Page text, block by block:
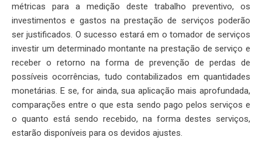
métricas para a medição deste trabalho preventivo, os
investimentos e gastos na prestação de serviços poderão
ser justificados. O sucesso estará em o tomador de serviços
investir um determinado montante na prestação de serviço e
receber o retorno na forma de prevenção de perdas de
possíveis ocorrências, tudo contabilizados em quantidades
monetárias. E se, for ainda, sua aplicação mais aprofundada,
comparações entre o que esta sendo pago pelos serviços e
o quanto está sendo recebido, na forma destes serviços,
estarão disponíveis para os devidos ajustes.